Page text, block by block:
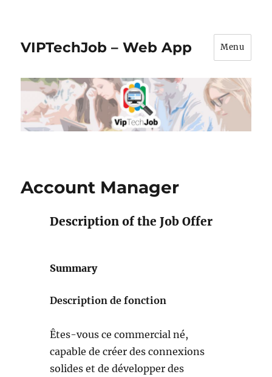
VIPTechJob – Web App Menu
Account Manager
Description of the Job Offer
Summary
Description de fonction
Êtes-vous ce commercial né,
capable de créer des connexions
solides et de développer des